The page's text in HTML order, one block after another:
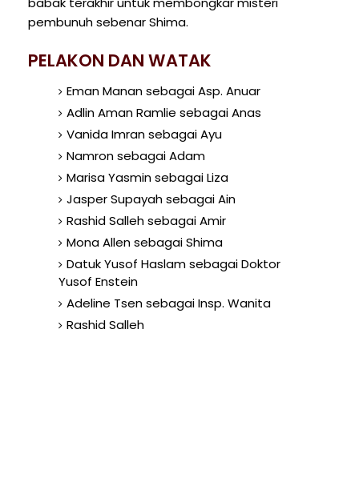
pembunuh sebenar Shima.
PELAKON DAN WATAK
Eman Manan sebagai Asp. Anuar
Adlin Aman Ramlie sebagai Anas
Vanida Imran sebagai Ayu
Namron sebagai Adam
Marisa Yasmin sebagai Liza
Jasper Supayah sebagai Ain
Rashid Salleh sebagai Amir
Mona Allen sebagai Shima
Datuk Yusof Haslam sebagai Doktor
Yusof Enstein
Adeline Tsen sebagai Insp. Wanita
Rashid Salleh